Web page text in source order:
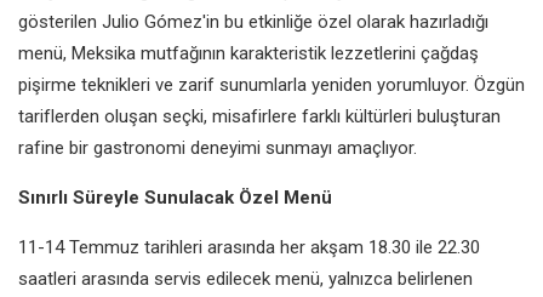
gösterilen Julio Gómez'in bu etkinliğe özel olarak hazırladığı
menü, Meksika mutfağının karakteristik lezzetlerini çağdaş
pişirme teknikleri ve zarif sunumlarla yeniden yorumluyor. Özgün
tariflerden oluşan seçki, misafirlere farklı kültürleri buluşturan
rafine bir gastronomi deneyimi sunmayı amaçlıyor.
Sınırlı Süreyle Sunulacak Özel Menü
11-14 Temmuz tarihleri arasında her akşam 18.30 ile 22.30
saatleri arasında servis edilecek menü, yalnızca belirlenen